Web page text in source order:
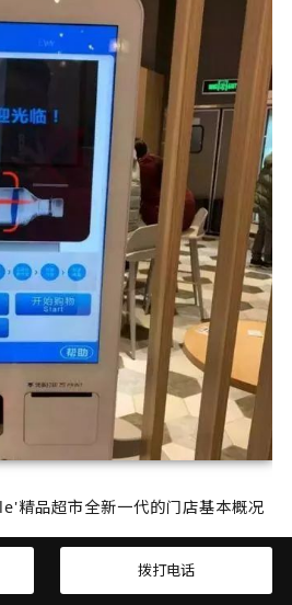
精品超市全新一代的门店基本概况
汉微商零售咨询，版权归原作者所
拨打电话